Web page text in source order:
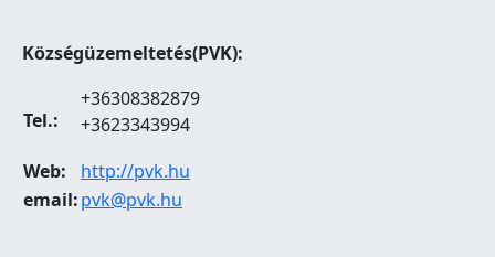
Községüzemeltetés(PVK):
Tel.:
+36308382879
+3623343994
Web:
http://pvk.hu
email:pvk@pvk.hu